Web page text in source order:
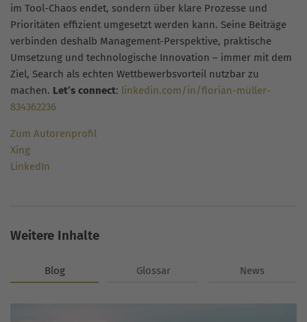
im Tool-Chaos endet, sondern über klare Prozesse und
Prioritäten effizient umgesetzt werden kann. Seine Beiträge
verbinden deshalb Management-Perspektive, praktische
Umsetzung und technologische Innovation – immer mit dem
Ziel, Search als echten Wettbewerbsvorteil nutzbar zu
machen. Let’s connect: linkedin.com/in/florian-müller-
834362236
Zum Autorenprofil
Xing
LinkedIn
Weitere Inhalte
Blog Glossar News